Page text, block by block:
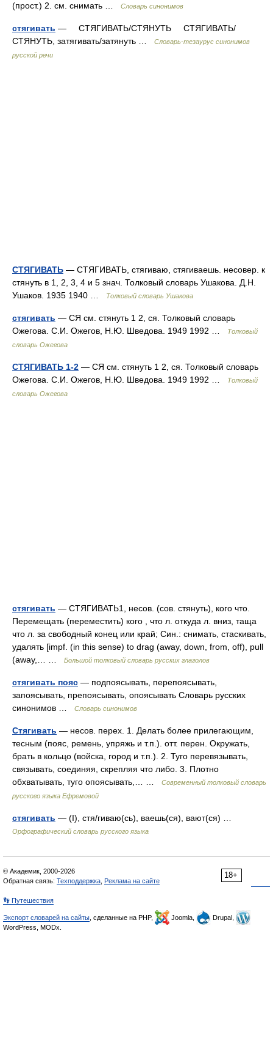
(прост.) 2. см. снимать …
Словарь синонимов
стягивать — СТЯГИВАТЬ/СТЯНУТЬ СТЯГИВАТЬ/
СТЯНУТЬ, затягивать/затянуть …
Словарь-тезаурус синонимов
русской речи
СТЯГИВАТЬ — СТЯГИВАТЬ, стягиваю, стягиваешь. несовер. к
стянуть в 1, 2, 3, 4 и 5 знач. Толковый словарь Ушакова. Д.Н.
Ушаков. 1935 1940 …
Толковый словарь Ушакова
стягивать — СЯ см. стянуть 1 2, ся. Толковый словарь
Ожегова. С.И. Ожегов, Н.Ю. Шведова. 1949 1992 …
Толковый
словарь Ожегова
СТЯГИВАТЬ 1-2 — СЯ см. стянуть 1 2, ся. Толковый словарь
Ожегова. С.И. Ожегов, Н.Ю. Шведова. 1949 1992 …
Толковый
словарь Ожегова
стягивать — СТЯГИВАТЬ1, несов. (сов. стянуть), кого что.
Перемещать (переместить) кого , что л. откуда л. вниз, таща
что л. за свободный конец или край; Син.: снимать, стаскивать,
удалять [impf. (in this sense) to drag (away, down, from, off), pull
(away,… …
Большой толковый словарь русских глаголов
стягивать пояс — подпоясывать, перепоясывать,
запоясывать, препоясывать, опоясывать Словарь русских
синонимов …
Словарь синонимов
Стягивать — несов. перех. 1. Делать более прилегающим,
тесным (пояс, ремень, упряжь и т.п.). отт. перен. Окружать,
брать в кольцо (войска, город и т.п.). 2. Туго перевязывать,
связывать, соединяя, скрепляя что либо. 3. Плотно
обхватывать, туго опоясывать,… …
Современный толковый словарь
русского языка Ефремовой
стягивать — (I), стя/гиваю(сь), ваешь(ся), вают(ся) …
Орфографический словарь русского языка
18+
© Академик, 2000-2026
Обратная связь: Техподдержка Реклама на сайте
👣 Путешествия
Экспорт словарей на сайты , сделанные на PHP, Joomla,
Drupal,
WordPress, MODx.